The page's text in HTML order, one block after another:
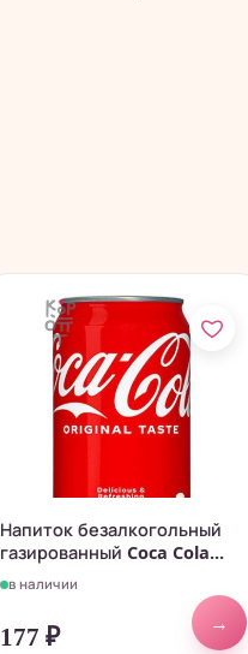
Напиток безалкогольный
газированный Coca Cola...
в наличии
177 ₽
→